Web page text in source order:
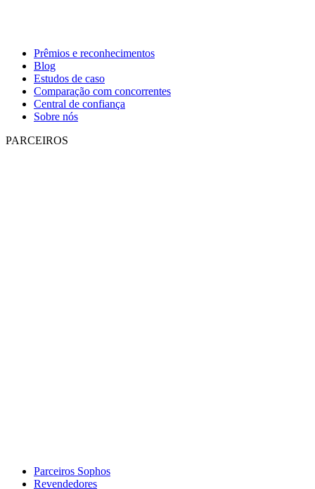
Prêmios e reconhecimentos
Blog
Estudos de caso
Comparação com concorrentes
Central de confiança
Sobre nós
PARCEIROS
Parceiros Sophos
Revendedores